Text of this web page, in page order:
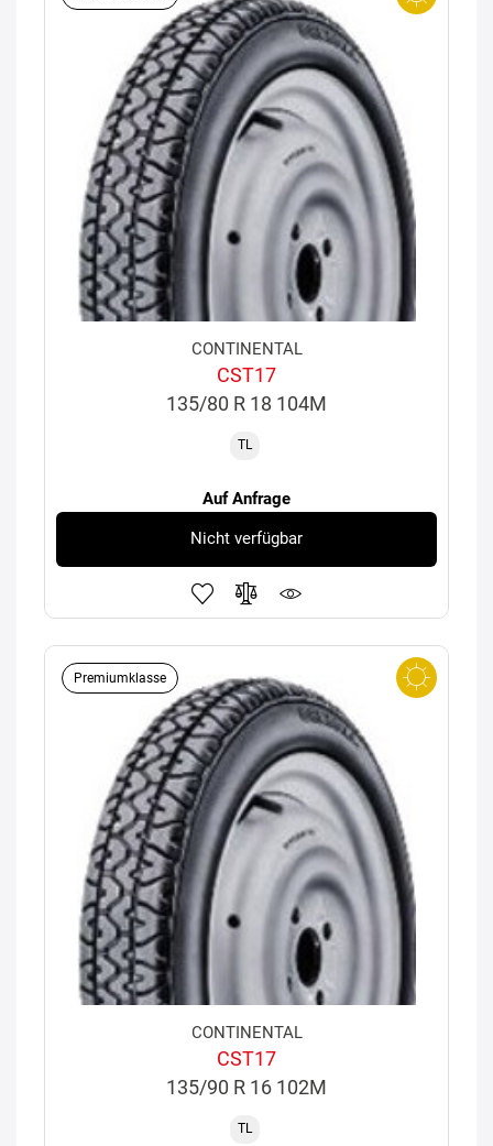
CONTINENTAL
CST17
135/80 R 18 104M
TL
Auf Anfrage
Nicht verfügbar
Premiumklasse
CONTINENTAL
CST17
135/90 R 16 102M
TL